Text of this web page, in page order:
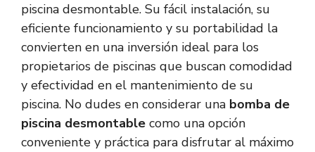
piscina desmontable. Su fácil instalación, su
eficiente funcionamiento y su portabilidad la
convierten en una inversión ideal para los
propietarios de piscinas que buscan comodidad
y efectividad en el mantenimiento de su
piscina. No dudes en considerar una bomba de
piscina desmontable como una opción
conveniente y práctica para disfrutar al máximo